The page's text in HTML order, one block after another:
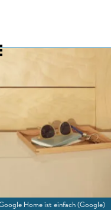
Home ist einfach(Google)